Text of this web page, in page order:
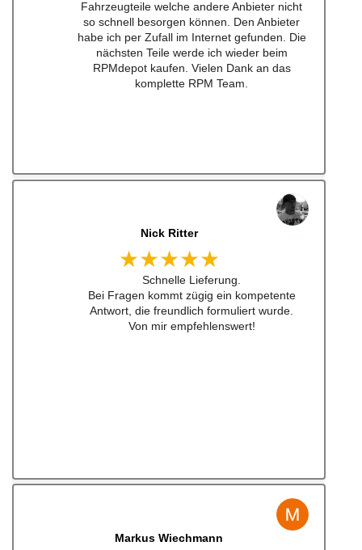
Lieferung schnell und Konversation top.
Qualität der Teile ist wirklich top!!!
Empfehe ich sehr gerne weiter.
Ich werde bei zukünftigen Projekten hier als
erstes schauen. Mega Auswahl!
Immer gerne wieder:-)
jonas bitter
★★★★★
Hatte das luisi mirage lenkrad für einen sehr
guten Preis bestellt und war nach nicht mal
24h da. Sogar aufkleber waren dabei ... habe
ich schon lange nicht mehr erlebt .
Jens Albert